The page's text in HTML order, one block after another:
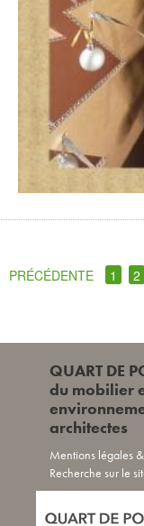
PRÉCÉDENTE 1 2
QUART DE
du mobilier
architectes
Mentions légales
Recherche sur le